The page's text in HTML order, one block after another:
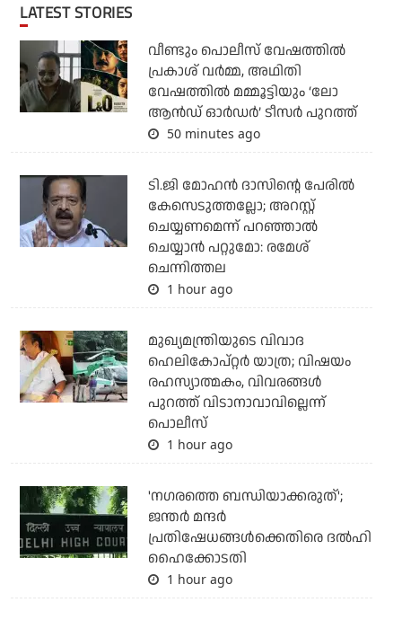
LATEST STORIES
വീണ്ടും പൊലീസ് വേഷത്തിൽ
പ്രകാശ് വർമ്മ, അഥിതി
വേഷത്തിൽ മമ്മൂട്ടിയും ‘ലോ
ആൻഡ് ഓർഡർ’ ടീസർ പുറത്ത്
50 minutes ago
ടി.ജി മോഹന്‍ ദാസിന്റെ പേരില്‍
കേസെടുത്തല്ലോ; അറസ്റ്റ്
ചെയ്യണമെന്ന് പറഞ്ഞാല്‍
ചെയ്യാന്‍ പറ്റുമോ: രമേശ്
ചെന്നിത്തല
1 hour ago
മുഖ്യമന്ത്രിയുടെ വിവാദ
ഹെലികോപ്റ്റര്‍ യാത്ര; വിഷയം
രഹസ്യാത്മകം, വിവരങ്ങള്‍
പുറത്ത് വിടാനാവാവില്ലെന്ന്
പൊലീസ്
1 hour ago
'നഗരത്തെ ബന്ധിയാക്കരുത്';
ജന്തര്‍ മന്ദര്‍
പ്രതിഷേധങ്ങള്‍ക്കെതിരെ ദല്‍ഹി
ഹൈക്കോടതി
1 hour ago